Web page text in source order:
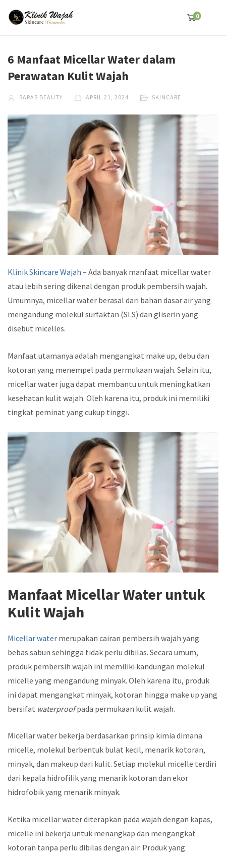
0
6 Manfaat Micellar Water dalam
Perawatan Kulit Wajah
SARAS BEAUTY APRIL 21, 2024 SKINCARE
Klinik Skincare Wajah – Ada banyak manfaat micellar water
atau lebih sering dikenal dengan produk pembersih wajah.
Umumnya, micellar water berasal dari bahan dasar air yang
mengandung molekul surfaktan (SLS) dan gliserin yang
disebut micelles.
Manfaat utamanya adalah mengangkat make up, debu dan
kotoran yang menempel pada permukaan wajah. Selain itu,
micellar water juga dapat membantu untuk meningkatkan
kesehatan kulit wajah. Oleh karena itu, produk ini memiliki
tingkat peminat yang cukup tinggi.
Manfaat Micellar Water untuk
Kulit Wajah
Micellar water merupakan cairan pembersih wajah yang
bebas sabun sehingga tidak perlu dibilas. Secara umum,
produk pembersih wajah ini memiliki kandungan molekul
micelle yang mengandung minyak. Oleh karena itu, produk
ini dapat mengangkat minyak, kotoran hingga make up yang
bersifat waterproofpada permukaan kulit wajah.
Micellar water bekerja berdasarkan prinsip kimia dimana
micelle, molekul berbentuk bulat kecil, menarik kotoran,
minyak, dan makeup dari kulit. Setiap molekul micelle terdiri
dari kepala hidrofilik yang menarik kotoran dan ekor
hidrofobik yang menarik minyak.
Ketika micellar water diterapkan pada wajah dengan kapas,
micelle ini bekerja untuk menangkap dan mengangkat
kotoran tanpa perlu dibilas dengan air. Produk yang